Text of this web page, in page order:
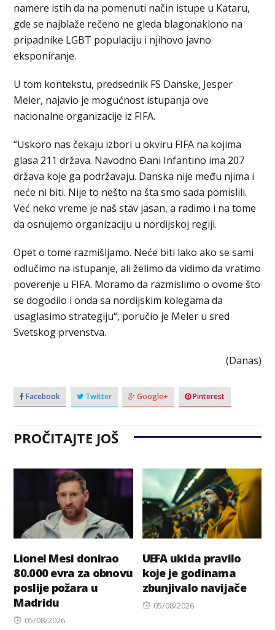
namere istih da na pomenuti način istupe u Kataru,
gde se najblaže rečeno ne gleda blagonaklono na
pripadnike LGBT populaciju i njihovo javno
eksponiranje.
U tom kontekstu, predsednik FS Danske, Jesper
Meler, najavio je mogućnost istupanja ove
nacionalne organizacije iz FIFA.
“Uskoro nas čekaju izbori u okviru FIFA na kojima
glasa 211 država. Navodno Đani Infantino ima 207
država koje ga podržavaju. Danska nije među njima i
neće ni biti. Nije to nešto na šta smo sada pomislili.
Već neko vreme je naš stav jasan, a radimo i na tome
da osnujemo organizaciju u nordijskoj regiji.
Opet o tome razmišljamo. Neće biti lako ako se sami
odlučimo na istupanje, ali želimo da vidimo da vratimo
poverenje u FIFA. Moramo da razmislimo o ovome što
se dogodilo i onda sa nordijskim kolegama da
usaglasimo strategiju“, poručio je Meler u sred
Svetskog prvenstva.
(Danas)
Facebook Twitter Google+ Pinterest
PROČITAJTE JOŠ
Lionel Mesi donirao
80.000 evra za obnovu
poslije požara u
Madridu
Posted
05/08/2026
UEFA ukida pravilo
koje je godinama
zbunjivalo navijače
Posted
05/08/2026